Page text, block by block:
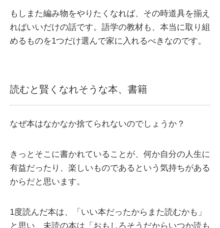
もしまた編み物をやりたくなれば、その時道具を揃え
ればいいだけの話です。語学の教材も、本当に取り組
めるものを1つだけ選んで家に入れるべきなのです。
読むと賢くなれそうな本、書籍
なぜ本はなかなか捨てられないのでしょうか？
きっとそこに書かれていることが、何か自分の人生に
有益だったり、楽しいものであるという気持ちがある
からだと思います。
1度読んだ本は、「いい本だったからまた読むかも」
と思い、未読の本は「おもしろそうだからいつか読も